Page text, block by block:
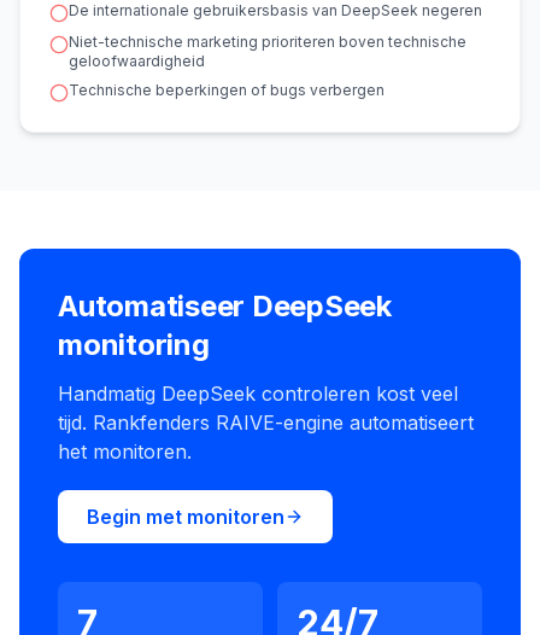
De internationale gebruikersbasis van DeepSeek negeren
Niet-technische marketing prioriteren boven technische
geloofwaardigheid
Technische beperkingen of bugs verbergen
Automatiseer DeepSeek
monitoring
Handmatig DeepSeek controleren kost veel
tijd. Rankfenders RAIVE-engine automatiseert
het monitoren.
Begin met monitoren
7 24/7